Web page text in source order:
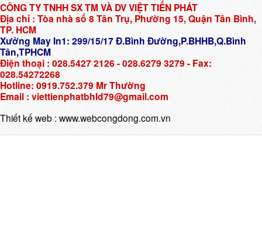
CÔNG TY TNHH SX TM VÀ DV VIỆT TIẾN PHÁT
Địa chỉ : Tòa nhà số 8 Tân Trụ, Phường 15, Quận Tân Bình,
TP. HCM
Xưởng May In1: 299/15/17 Đ.Bình Đường,P.BHHB,Q.Bình
Tân,TPHCM
Điện thoại : 028.5427 2126 - 028.6279 3279 - Fax:
028.54272268
Hotline: 0919.752.379 Mr Thường
Email : viettienphatbhld79@gmail.com
Thiết kế web : www.webcongdong.com.vn